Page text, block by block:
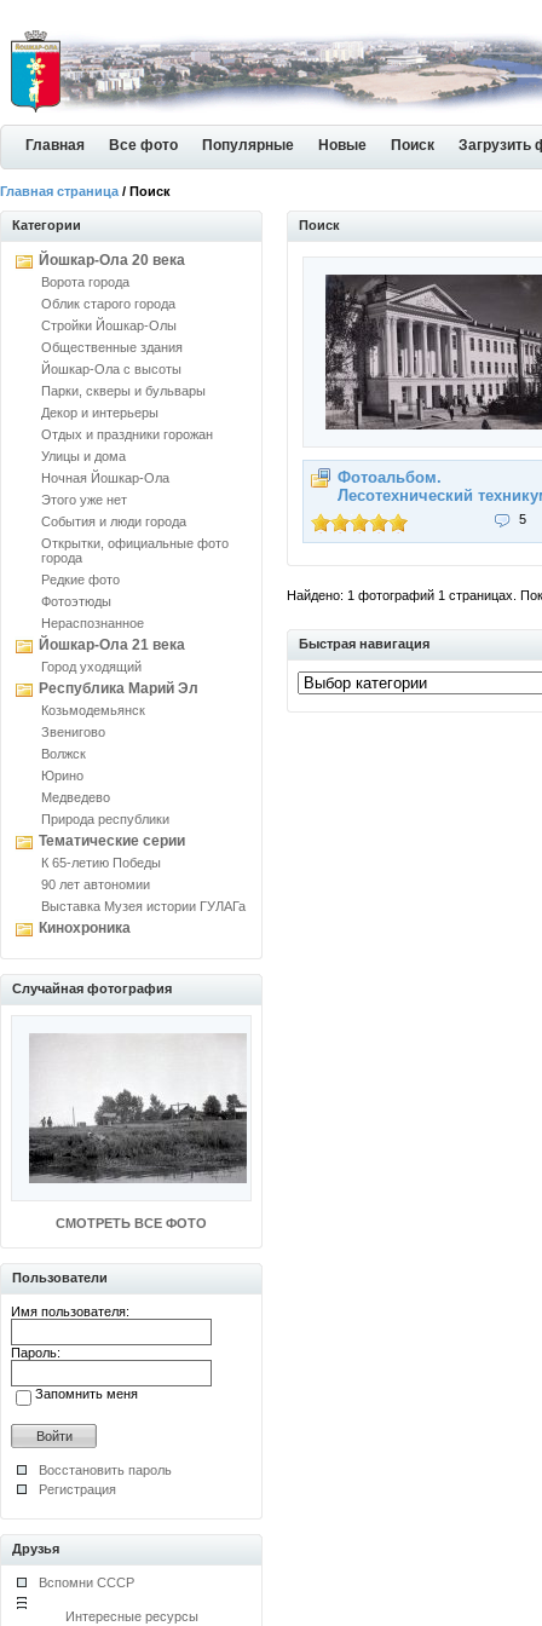
Главная Все фото Популярные Новые Поиск Загрузить
Главная страница / Поиск
Категории
Йошкар-Ола 20 века
Ворота города
Облик старого города
Стройки Йошкар-Олы
Общественные здания
Йошкар-Ола с высоты
Парки, скверы и бульвары
Декор и интерьеры
Отдых и праздники горожан
Улицы и дома
Ночная Йошкар-Ола
Этого уже нет
События и люди города
Открытки, официальные фото
города
Редкие фото
Фотоэтюды
Нераспознанное
Йошкар-Ола 21 века
Город уходящий
Республика Марий Эл
Козьмодемьянск
Звенигово
Волжск
Юрино
Медведево
Природа республики
Тематические серии
К 65-летию Победы
90 лет автономии
Выставка Музея истории ГУЛАГа
Кинохроника
Случайная фотография
СМОТРЕТЬ ВСЕ ФОТО
Пользователи
Имя пользователя:
Пароль:
Запомнить меня
Восстановить пароль
Регистрация
Друзья
Вспомни СССР
Интересные ресурсы
Поиск
Фотоальбом.
Лесотехнический
5
Найдено: 1 фотографий 1 страницах.
Быстрая навигация